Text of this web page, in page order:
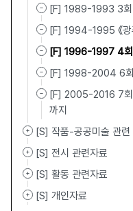
[F] 1989-1993 3회
[F] 1994-1995 《광
[F] 1996-1997 4회
[F] 1998-2004 6회
[F] 2005-2016 7회
까지
[S] 작품-공공미술 관련
[S] 전시 관련자료
[S] 활동 관련자료
[S] 개인자료